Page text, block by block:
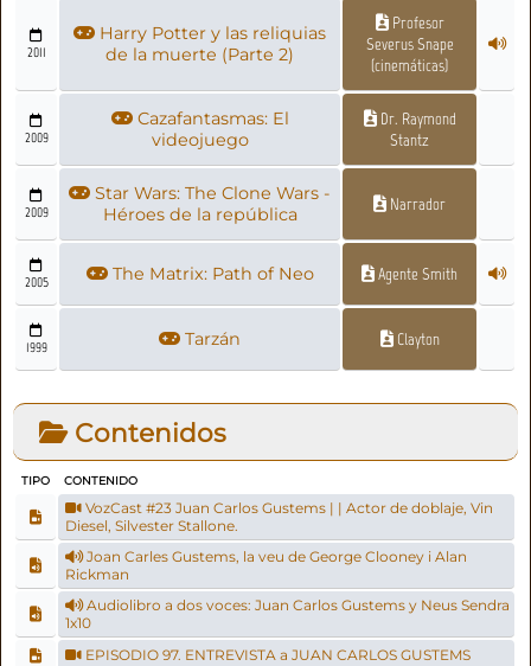
2011
Harry Potter y las reliquias
de la muerte (Parte 2)
Profesor
Severus Snape
(cinemáticas)
2009
Cazafantasmas: El
videojuego
Dr. Raymond
Stantz
2009
Star Wars: The Clone Wars -
Héroes de la república
Narrador
2005 The Matrix: Path of Neo Agente Smith
1999 Tarzán Clayton
Contenidos
TIPO CONTENIDO
VozCast #23 Juan Carlos Gustems | | Actor de doblaje, Vin
Diesel, Silvester Stallone.
Joan Carles Gustems, la veu de George Clooney i Alan
Rickman
Audiolibro a dos voces: Juan Carlos Gustems y Neus Sendra
1x10
EPISODIO 97. ENTREVISTA a JUAN CARLOS GUSTEMS